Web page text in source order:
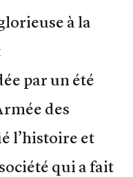
à la
par un été
des
l’histoire et
qui a fait